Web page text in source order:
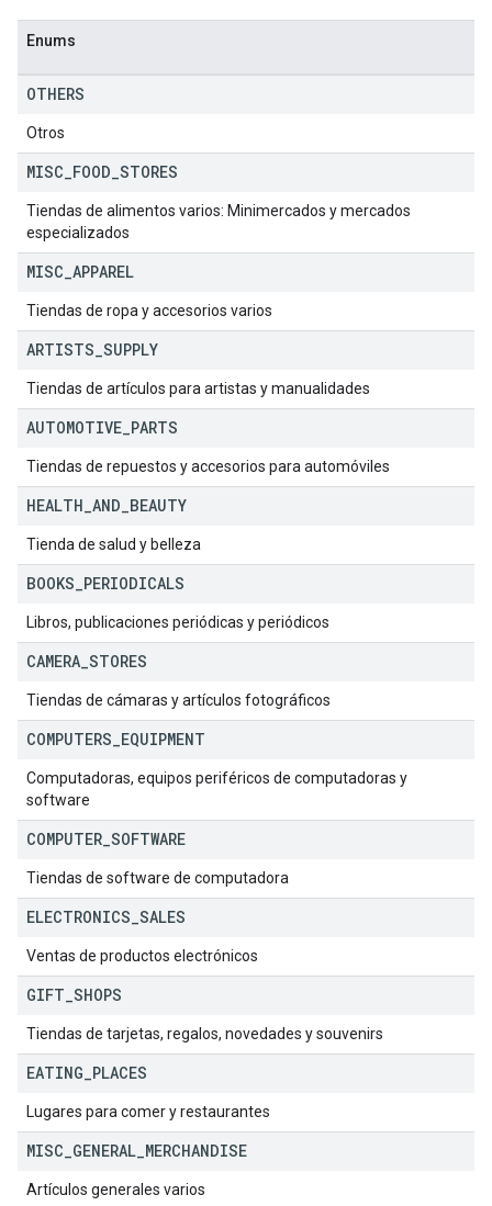
Enums
OTHERS
Otros
MISC FOOD STORES
Tiendas de alimentos varios: Minimercados y mercados
especializados
MISC APPAREL
Tiendas de ropa y accesorios varios
ARTISTS SUPPLY
Tiendas de artículos para artistas y manualidades
AUTOMOTIVE PARTS
Tiendas de repuestos y accesorios para automóviles
HEALTH AND BEAUTY
Tienda de salud y belleza
BOOKS PERIODICALS
Libros, publicaciones periódicas y periódicos
CAMERA STORES
Tiendas de cámaras y artículos fotográficos
COMPUTERS EQUIPMENT
Computadoras, equipos periféricos de computadoras y
software
COMPUTER SOFTWARE
Tiendas de software de computadora
ELECTRONICS SALES
Ventas de productos electrónicos
GIFT SHOPS
Tiendas de tarjetas, regalos, novedades y souvenirs
EATING PLACES
Lugares para comer y restaurantes
MISC GENERAL MERCHANDISE
Artículos generales varios